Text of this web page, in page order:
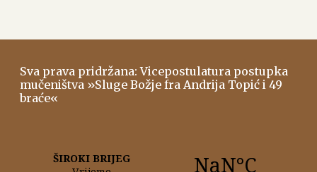
Sva prava pridržana: Vicepostulatura postupka
mučeništva »Sluge Božje fra Andrija Topić i 49
braće«